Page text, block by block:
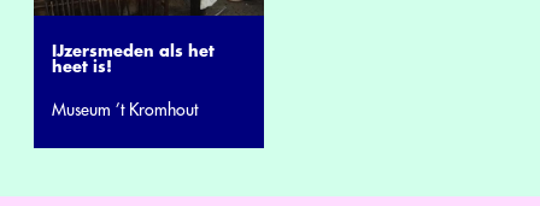
IJzersmeden als het
heet is!
Museum ’t Kromhout